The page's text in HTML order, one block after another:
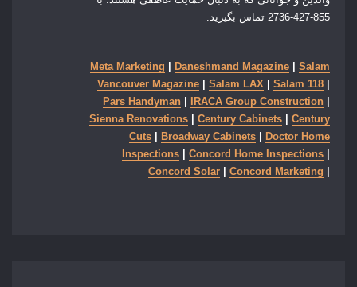
855-427-2736
تماس بگیرید.
Meta Marketing Daneshmand Magazine |Salam
Vancouver Magazine |Salam LAX |Salam 118
Pars Handyman
IRACA Group Construction
Sienna Renovations |Century Cabinets |Century
Cuts
Broadway Cabinets
Doctor Home
Inspections |Concord Home Inspections
Concord Solar |Concord Marketing